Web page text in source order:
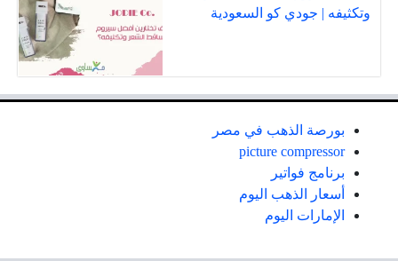
وتكثيفه | جودي كو السعودية
بورصة الذهب في مصر
picture compressor
برنامج فواتير
أسعار الذهب اليوم
الإمارات اليوم